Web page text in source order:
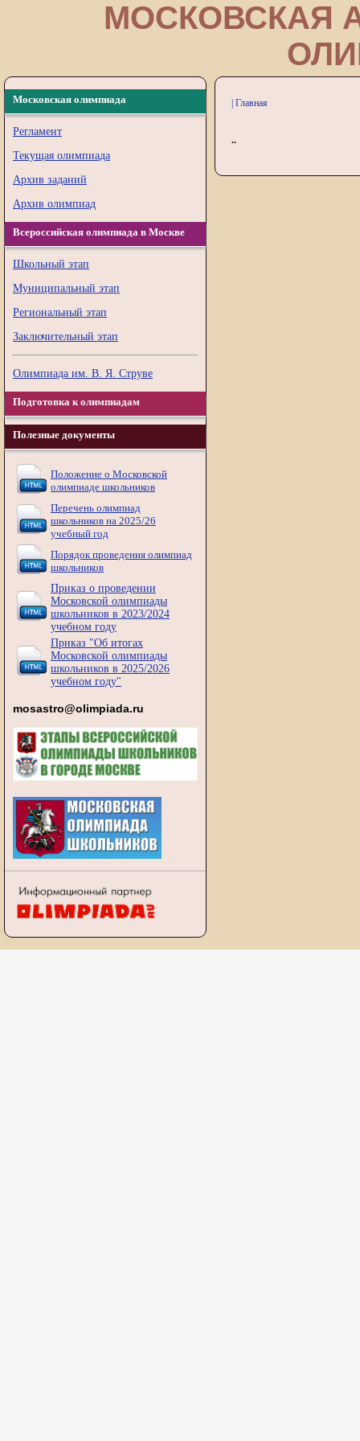
МОСКОВСКАЯ
Московская олимпиада
Регламент
Текущая олимпиада
Архив заданий
Архив олимпиад
Всероссийская олимпиада в Москве
Школьный этап
Муниципальный этап
Региональный этап
Заключительный этап
Олимпиада им. В. Я. Струве
Подготовка к олимпиадам
Полезные документы
Положение о Московской
олимпиаде школьников
Перечень олимпиад
школьников на 2025/26
учебный год
Порядок проведения олимпиад
школьников
Приказ о проведении
Московской олимпиады
школьников в 2023/2024
учебном году
Приказ "Об итогах
Московской олимпиады
школьников в 2025/2026
учебном году"
mosastro@olimpiada.ru
| Главная
..